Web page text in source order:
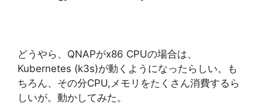
どうやら、QNAPがx86 CPUの場合は、
Kubernetes (k3s)が動くようになったらしい。も
ちろん、その分CPU,メモリをたくさん消費するら
しいが。動かしてみた。